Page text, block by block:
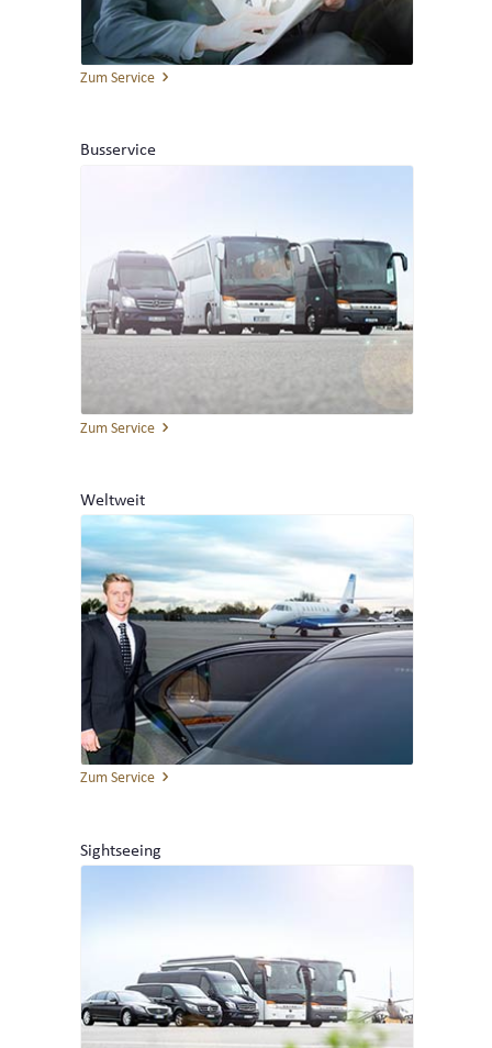
SCHNELLANFRAGE / BUCHUNG
PARTNER UND KOOPERATIONEN
INTERLINE NEWSLETTER
Zum Service
Busservice
Zum Service
Weltweit
Zum Service
Sightseeing